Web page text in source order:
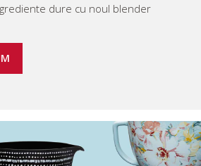
dure cu noul blender